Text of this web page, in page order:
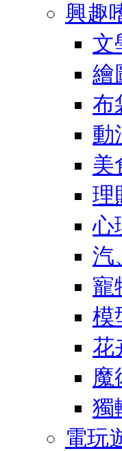
興趣
文
繪
布
動
美
理
心
汽
寵
模
花
魔
獨
電玩